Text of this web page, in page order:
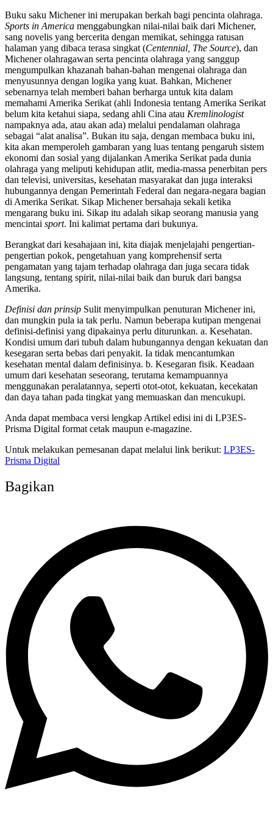
Buku saku Michener ini merupakan berkah bagi pencinta olahraga.
Sports in America menggabungkan nilai-nilai baik dari Michener,
sang novelis yang bercerita dengan memikat, sehingga ratusan
halaman yang dibaca terasa singkat (Centennial, The Source), dan
Michener olahragawan serta pencinta olahraga yang sanggup
mengumpulkan khazanah bahan-bahan mengenai olahraga dan
menyusunnya dengan logika yang kuat. Bahkan, Michener
sebenarnya telah memberi bahan berharga untuk kita dalam
memahami Amerika Serikat (ahli Indonesia tentang Amerika Serikat
belum kita ketahui siapa, sedang ahli Cina atau Kremlinologist
nampaknya ada, atau akan ada) melalui pendalaman olahraga
sebagai “alat analisa”. Bukan itu saja, dengan membaca buku ini,
kita akan memperoleh gambaran yang luas tentang pengaruh sistem
ekonomi dan sosial yang dijalankan Amerika Serikat pada dunia
olahraga yang meliputi kehidupan atlit, media-massa penerbitan pers
dan televisi, universitas, kesehatan masyarakat dan juga interaksi
hubungannya dengan Pemerintah Federal dan negara-negara bagian
di Amerika Serikat. Sikap Michener bersahaja sekali ketika
mengarang buku ini. Sikap itu adalah sikap seorang manusia yang
mencintai sport. Ini kalimat pertama dari bukunya.
Berangkat dari kesahajaan ini, kita diajak menjelajahi pengertian-
pengertian pokok, pengetahuan yang komprehensif serta
pengamatan yang tajam terhadap olahraga dan juga secara tidak
langsung, tentang spirit, nilai-nilai baik dan buruk dari bangsa
Amerika.
Definisi dan prinsip Sulit menyimpulkan penuturan Michener ini,
dan mungkin pula ia tak perlu. Namun beberapa kutipan mengenai
definisi-definisi yang dipakainya perlu diturunkan. a. Kesehatan.
Kondisi umum dari tubuh dalam hubungannya dengan kekuatan dan
kesegaran serta bebas dari penyakit. Ia tidak mencantumkan
kesehatan mental dalam definisinya. b. Kesegaran fisik. Keadaan
umum dari kesehatan seseorang, terutama kemampuannya
menggunakan peralatannya, seperti otot-otot, kekuatan, kecekatan
dan daya tahan pada tingkat yang memuaskan dan mencukupi.
Anda dapat membaca versi lengkap Artikel edisi ini di LP3ES-
Prisma Digital format cetak maupun e-magazine.
Untuk melakukan pemesanan dapat melalui link berikut: LP3ES-
Prisma Digital
Bagikan